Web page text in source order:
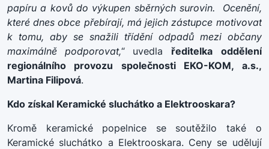
papíru a kovů do výkupen sběrných surovin.
Ocenění,
které dnes obce přebírají, má jejich zástupce motivovat
k tomu, aby se snažili třídění odpadů mezi občany
maximálně podporovat,“ uvedla ředitelka
oddělení
regionálního provozu společnosti EKO-KOM, a.s.,
Martina Filipová.
Kdo získal Keramické sluchátko a Elektrooskara?
Kromě keramické popelnice se soutěžilo také o
Keramické sluchátko a Elektrooskara. Ceny se udělují